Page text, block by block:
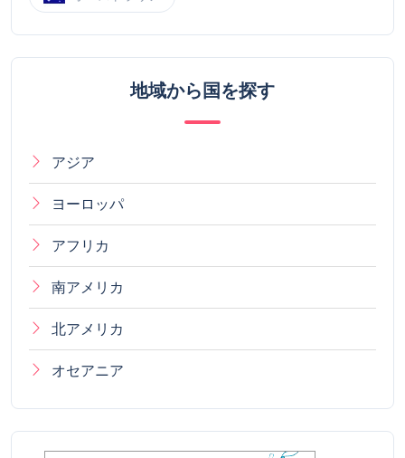
地域から国を探す
アジア
ヨーロッパ
アフリカ
南アメリカ
北アメリカ
オセアニア